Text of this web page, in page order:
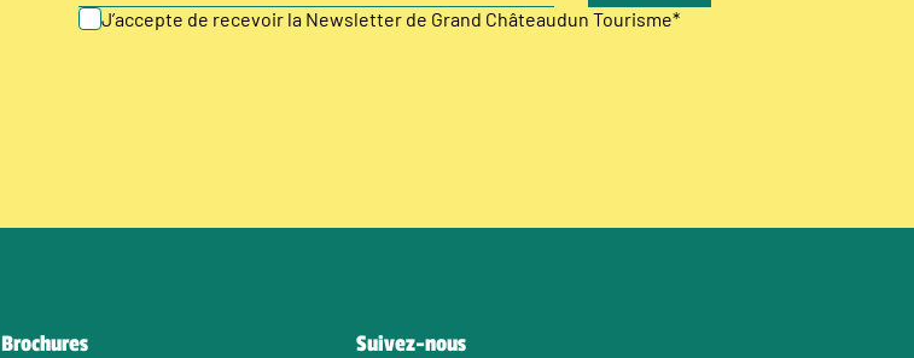
J’accepte de recevoir la Newsletter de Grand Châteaudun Tourisme*
Brochures Suivez-nous